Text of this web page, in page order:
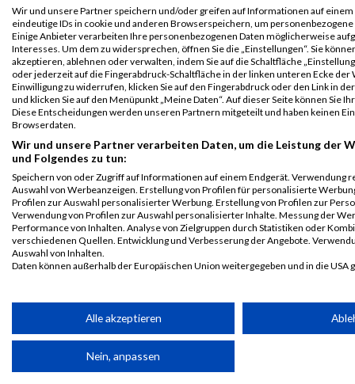
Karlsruhe
B2RUN Karlsruhe
AG
B2Run
Karlsruhe
Einzelwertung
männlich
2891 Thierry Held 0000 GER
AG
B2Run
Karlsruhe
Teamwertung
AG
B2Run
Karlsruhe
Teamwertung
mixed
2891 Thierry Held 0000 GER
AG
Legende:
Team Position, DNS = Did not start, DNF = Did not finish, DQ =
Wir und unsere Partner speichern und/oder greifen auf Informationen auf einem
eindeutige IDs in cookie und anderen Browserspeichern, um
Einige Anbieter verarbeiten Ihre personenbezogenen Daten möglicherweise
Interesses. Um dem zu widersprechen, öffnen Sie die „Einstellungen“. Sie
akzeptieren, ablehnen oder verwalten, indem Sie auf die Schaltfläche
oder jederzeit auf die Fingerabdruck-Schaltfläche in der linken unteren Ecke der
Einwilligung zu widerrufen, klicken Sie auf den Fingerabdruck oder den Link in
und klicken Sie auf den Menüpunkt „Meine Daten“. Auf dieser Seite können Sie
Diese Entscheidungen werden unseren Partnern mitgeteilt und haben keinen
Browserdaten.
Wir und unsere Partner verarbeiten Daten, um die Leistung der
und Folgendes zu tun:
Speichern von oder Zugriff auf Informationen auf einem Endgerät. Verwendung
Auswahl von Werbeanzeigen. Erstellung von Profilen für personalisierte
Profilen zur Auswahl personalisierter Werbung. Erstellung von Profilen zur
Verwendung von Profilen zur Auswahl personalisierter Inhalte. Messung der
Performance von Inhalten. Analyse von Zielgruppen durch Statistiken oder
verschiedenen Quellen. Entwicklung und Verbesserung der Angebote.
Auswahl von Inhalten.
Daten können außerhalb der Europäischen Union weitergegeben und in die USA
Partnerliste anzeigen (1 IAB-Anbieter)
Wir nutzen Ihre Daten für folgende Zwecke:
IAB-Verarbeitungszwecke:
Alle akzeptieren
Nein, anpassen